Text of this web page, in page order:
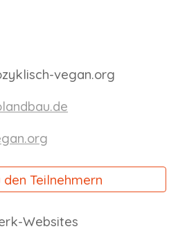
vegan.org
Teilnehmern
Websites